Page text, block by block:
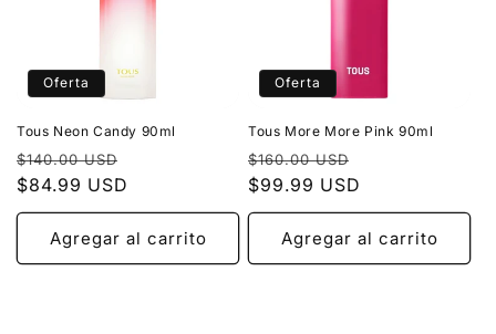
Oferta
Tous Neon Candy 90ml
Precio
habitual
$140.00 USD
oferta
$84.99 USD
Agregar al carrito
Oferta
Tous More More Pink 90ml
Precio
habitual
$160.00 USD
oferta
$99.99 USD
Agregar al carrito